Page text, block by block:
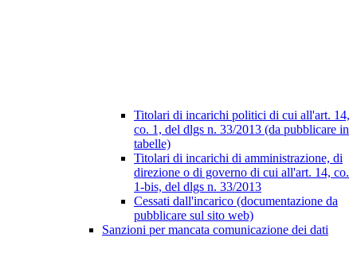
Titolari di incarichi politici di cui all'art. 14,
co. 1, del dlgs n. 33/2013 (da pubblicare in
tabelle)
Titolari di incarichi di amministrazione, di
direzione o di governo di cui all'art. 14, co.
1-bis, del dlgs n. 33/2013
Cessati dall'incarico (documentazione da
pubblicare sul sito web)
Sanzioni per mancata comunicazione dei dati